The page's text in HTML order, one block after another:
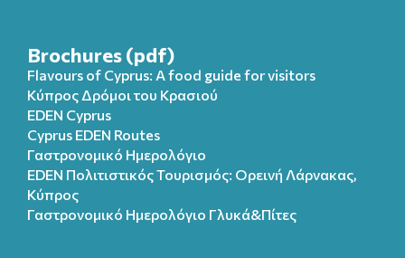
Brochures (pdf)
Flavours of Cyprus: A food guide for visitors
Κύπρος Δρόμοι του Κρασιού
EDEN Cyprus
Cyprus EDEN Routes
Γαστρονομικό Ημερολόγιο
EDEN Πολιτιστικός Τουρισμός: Ορεινή Λάρνακας,
Κύπρος
Γαστρονομικό Ημερολόγιo Γλυκά&Πίτες